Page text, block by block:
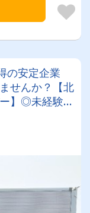
の安定企業
せんか？【北
】◎未経験歓
（昨年度実